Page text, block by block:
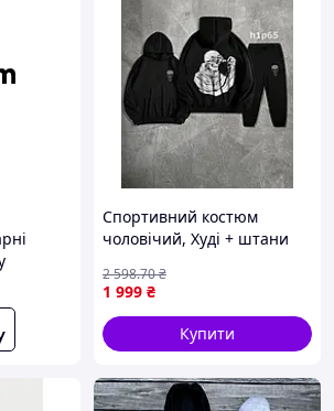
Спортивний костюм
чоловічий, Худі + штани
1 999 ₴
2 598.70₴
Купити